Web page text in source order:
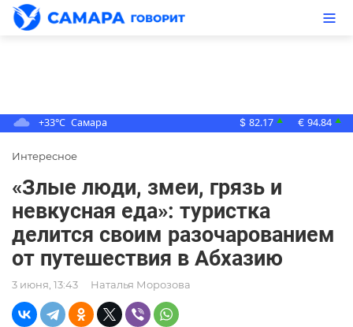
+33°C Самара $ 82.17 ▲ € 94.84 ▲
Интересное
«Злые люди, змеи, грязь и
невкусная еда»: туристка
делится своим разочарованием
от путешествия в Абхазию
3 июня, 13:43 Наталья Морозова